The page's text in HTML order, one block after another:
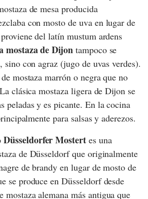
de mesa producida
con mosto de uva en lugar de
del latín mustum ardens
mostaza de Dijon tampoco se
sino con agraz (jugo de uvas verdes).
mostaza marrón o negra que no
clásica mostaza ligera de Dijon se
peladas y es picante. En la cocina
para salsas y aderezos.
Düsseldorfer Mostert es una
de Düsseldorf que originalmente
de brandy en lugar de mosto de
se produce en Düsseldorf desde
mostaza alemana más antigua que